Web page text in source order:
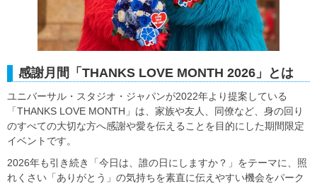
感謝月間「THANKS LOVE MONTH 2026」とは
ユニバーサル・スタジオ・ジャパンが2022年より提案している
「THANKS LOVE MONTH」は、家族や友人、同僚など、身の回り
のすべての大切な方へ感謝や愛を伝えることを目的にした期間限定
イベントです。
2026年も引き続き「今日は、誰の日にしますか？」をテーマに、照
れくさい「ありがとう」の気持ちを素直に伝えやすい機会をパーク